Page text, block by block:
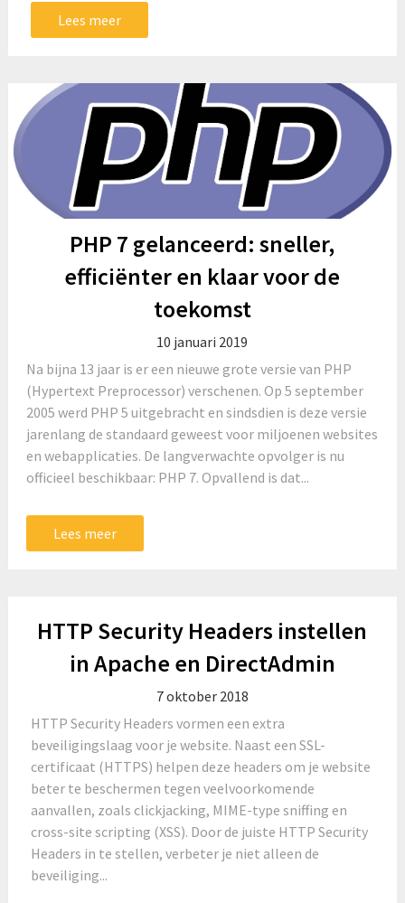
Lees meer
PHP 7 gelanceerd: sneller,
efficiënter en klaar voor de
toekomst
10 januari 2019
Na bijna 13 jaar is er een nieuwe grote versie van PHP
(Hypertext Preprocessor) verschenen. Op 5 september
2005 werd PHP 5 uitgebracht en sindsdien is deze versie
jarenlang de standaard geweest voor miljoenen websites
en webapplicaties. De langverwachte opvolger is nu
officieel beschikbaar: PHP 7. Opvallend is dat...
Lees meer
HTTP Security Headers instellen
in Apache en DirectAdmin
7 oktober 2018
HTTP Security Headers vormen een extra
beveiligingslaag voor je website. Naast een SSL-
certificaat (HTTPS) helpen deze headers om je website
beter te beschermen tegen veelvoorkomende
aanvallen, zoals clickjacking, MIME-type sniffing en
cross-site scripting (XSS). Door de juiste HTTP Security
Headers in te stellen, verbeter je niet alleen de
beveiliging...